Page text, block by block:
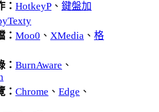
： HotkeyP 、 鍵盤加
： Moo0 、 XMedia 、 格
： BurnAware 、
： Chrome 、 Edge 、